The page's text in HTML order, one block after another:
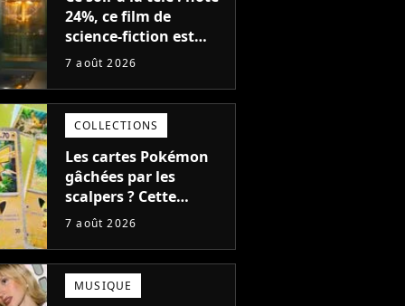
Mary J.
Blige
24%, ce film de
science-fiction est
complètement raté,
encore pire à cause de
son acteur
7 août 2026
COLLECTIONS
Les cartes Pokémon
gâchées par les
scalpers ? Cette
technique géniale
ruiner les revendeurs
7 août 2026
MUSIQUE